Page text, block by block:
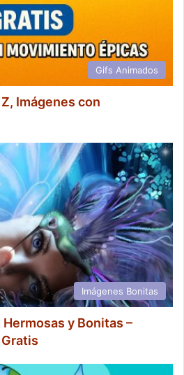
Gifs Animados
Imágenes con
Imágenes Bonitas
y Bonitas –